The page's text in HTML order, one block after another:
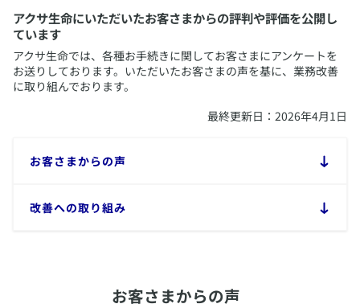
アクサ生命にいただいたお客さまからの評判や評価を公開し
ています
アクサ生命では、​各種お手続きに関してお客さまにアンケートを
お送りしております。いただいたお客さまの声を基に、業務改善
に取り組んでおります。
​最終更新日：2026年4月1日
​お客さまからの声
​改善への取り組み
​お客さまからの声